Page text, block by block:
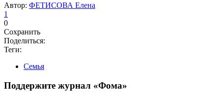
Автор: ФЕТИСОВА Елена
1
0
Сохранить
Поделиться:
Теги:
Семья
Поддержите журнал «Фома»